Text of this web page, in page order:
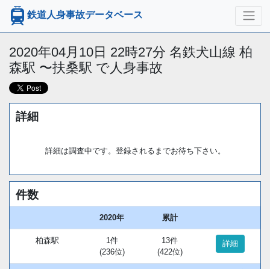
鉄道人身事故データベース
2020年04月10日 22時27分 名鉄犬山線 柏
森駅 〜扶桑駅 で人身事故
詳細
詳細は調査中です。登録されるまでお待ち下さい。
件数
2020年 累計
柏森駅
1件
(236位)
13件
(422位)
詳細